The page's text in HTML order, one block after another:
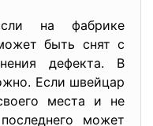
на фабрике
быть снят с
дефекта. В
Если швейцар
места и не
может